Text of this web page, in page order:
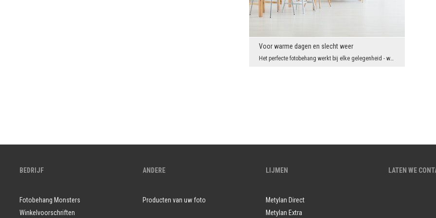
Voor warme dagen en slecht weer
Het perfecte fotobehang werkt bij elke gelegenheid - wat dacht u van een decor dat vooral geassoc...
BEDRIJF
Fotobehang Monsters
Winkelvoorschriften
ANDERE
Producten van uw foto
LIJMEN
Metylan Direct
Metylan Extra
LATEN WE